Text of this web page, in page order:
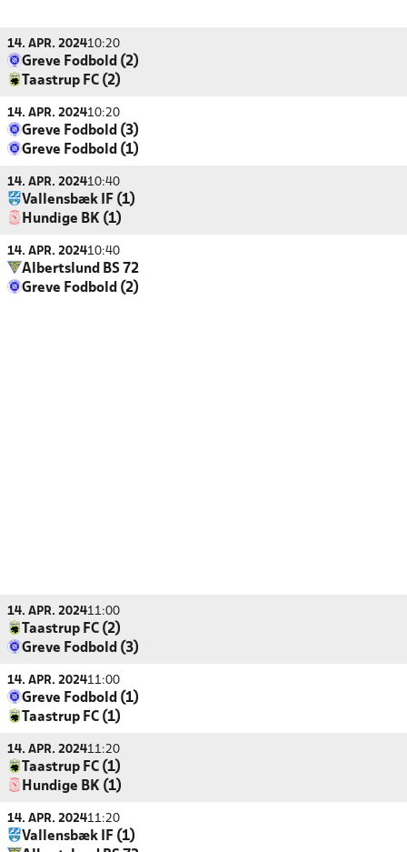
14. APR. 202410:20
Greve Fodbold (2)
Taastrup FC (2)
14. APR. 202410:20
Greve Fodbold (3)
Greve Fodbold (1)
14. APR. 202410:40
Vallensbæk IF (1)
Hundige BK (1)
14. APR. 202410:40
Albertslund BS 72
Greve Fodbold (2)
14. APR. 202411:00
Taastrup FC (2)
Greve Fodbold (3)
14. APR. 202411:00
Greve Fodbold (1)
Taastrup FC (1)
14. APR. 202411:20
Taastrup FC (1)
Hundige BK (1)
14. APR. 202411:20
Vallensbæk IF (1)